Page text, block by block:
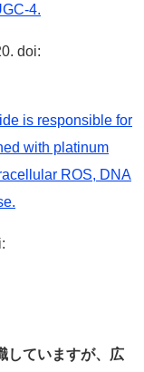
4.
doi:
is responsible for
with platinum
ROS, DNA
していますが、広